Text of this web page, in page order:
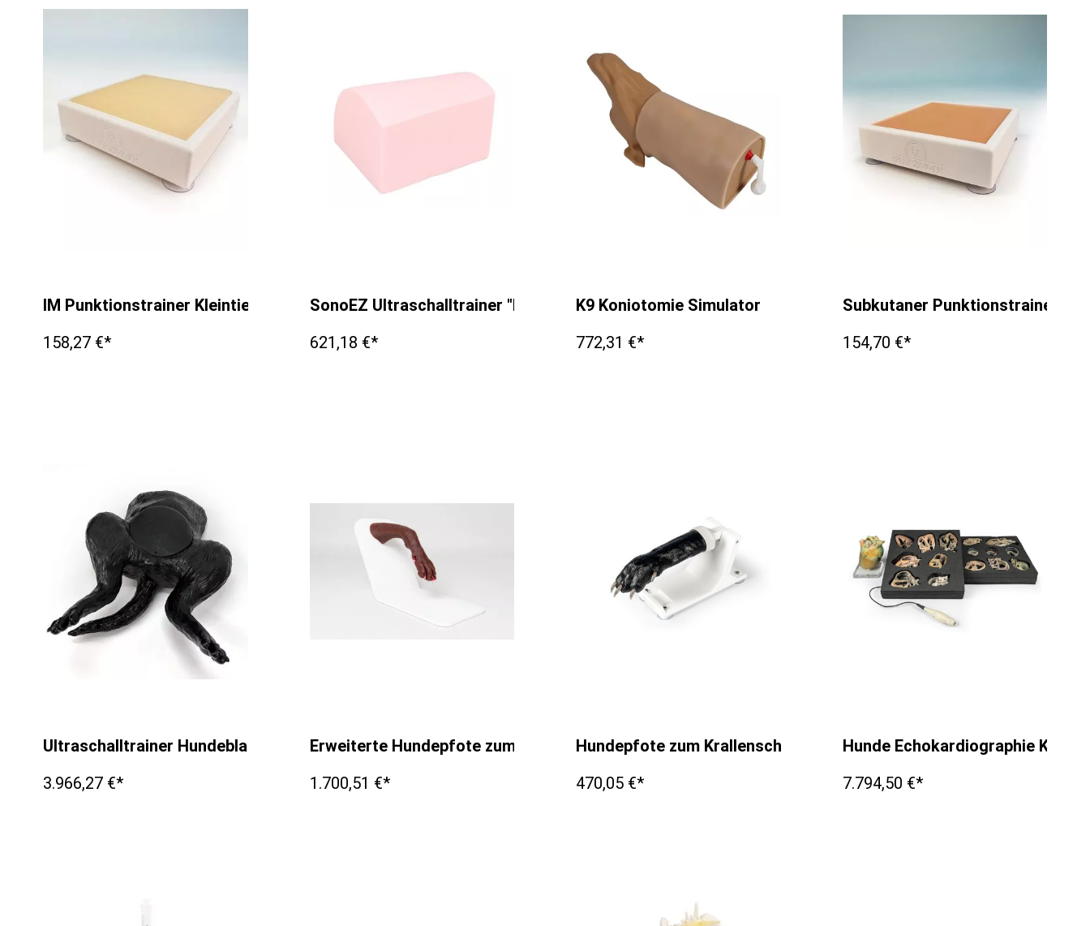
IM Punktionstrainer Kleintier
158,27 €*
SonoEZ Ultraschalltrainer "Hunde Niere"
621,18 €*
K9 Koniotomie Simulator
772,31 €*
Subkutaner Punktionstrainer
154,70 €*
Ultraschalltrainer Hundeblase
3.966,27 €*
Erweiterte Hundepfote zum Krallenschneiden
1.700,51 €*
Hundepfote zum Krallenschneiden
470,05 €*
Hunde Echokardiographie Kit
7.794,50 €*